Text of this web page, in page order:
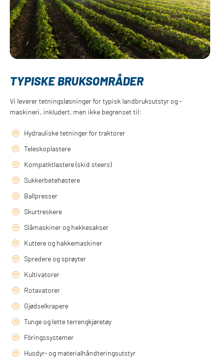
TYPISKE BRUKSOMRÅDER
Vi leverer tetningsløsninger for typisk landbruksutstyr og -
maskineri, inkludert, men ikke begrenset til:
Hydrauliske tetninger for traktorer
Teleskoplastere
Kompatktlastere (skid steers)
Sukkerbetehøstere
Ballpresser
Skurtreskere
Slåmaskiner og hekkesakser
Kuttere og hakkemaskiner
Spredere og sprøyter
Kultivatorer
Rotavatorer
Gjødselkrapere
Tunge og lette terrengkjøretøy
Fôringssystemer
Husdyr- og materialhåndteringsutstyr